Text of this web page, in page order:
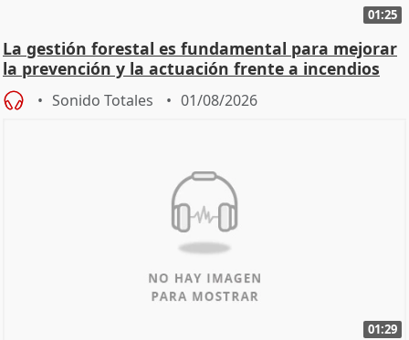
01:25
La gestión forestal es fundamental para mejorar
la prevención y la actuación frente a incendios
Sonido Totales 01/08/2026
01:29